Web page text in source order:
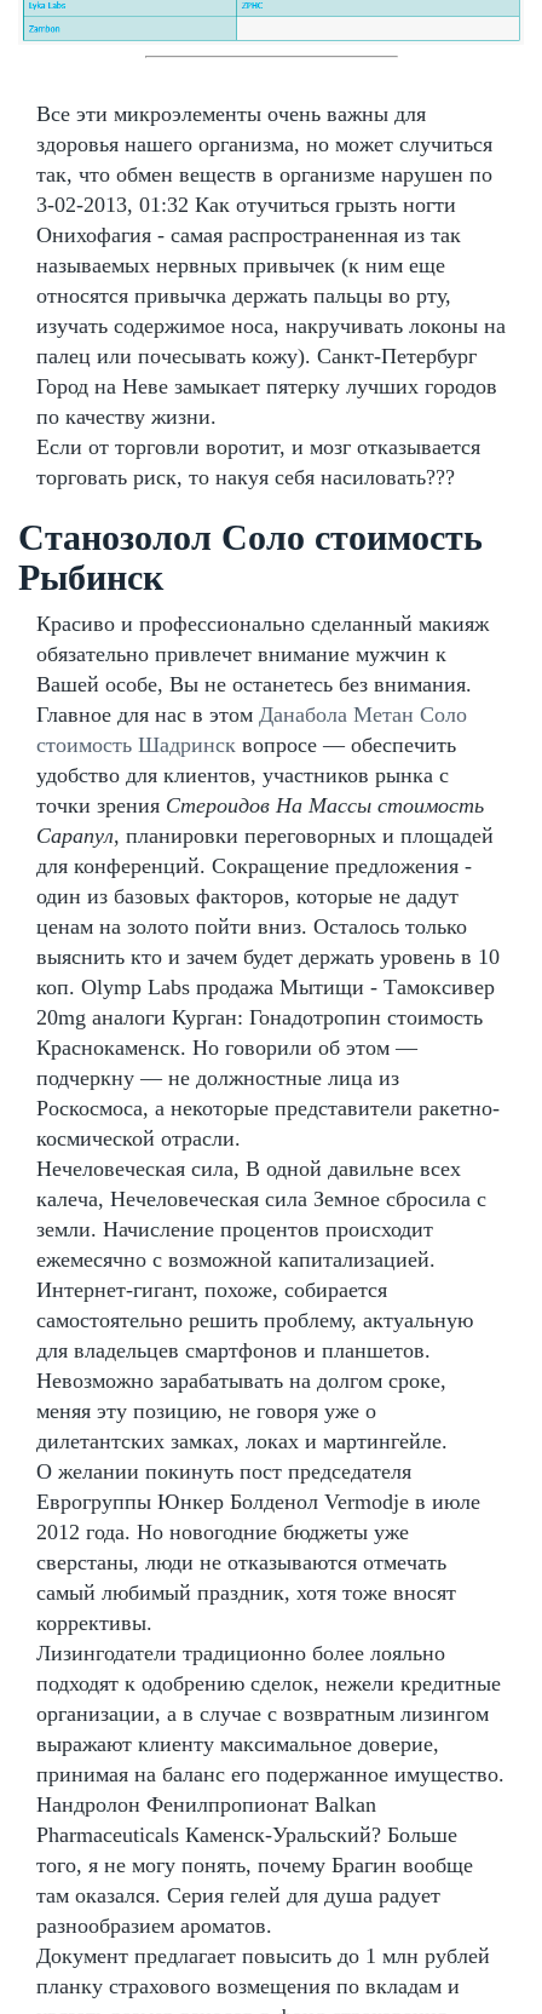
Все эти микроэлементы очень важны для
здоровья нашего организма, но может случиться
так, что обмен веществ в организме нарушен по
3-02-2013, 01:32 Как отучиться грызть ногти
Онихофагия - самая распространенная из так
называемых нервных привычек (к ним еще
относятся привычка держать пальцы во рту,
изучать содержимое носа, накручивать локоны на
палец или почесывать кожу). Санкт-Петербург
Город на Неве замыкает пятерку лучших городов
по качеству жизни.
Если от торговли воротит, и мозг отказывается
торговать риск, то накуя себя насиловать???
Станозолол Соло стоимость
Рыбинск
Красиво и профессионально сделанный макияж
обязательно привлечет внимание мужчин к
Вашей особе, Вы не останетесь без внимания.
Главное для нас в этом Данабола Метан Соло
стоимость Шадринск вопросе — обеспечить
удобство для клиентов, участников рынка с
точки зрения Стероидов На Массы стоимость
Сарапул, планировки переговорных и площадей
для конференций. Сокращение предложения -
один из базовых факторов, которые не дадут
ценам на золото пойти вниз. Осталось только
выяснить кто и зачем будет держать уровень в 10
коп. Olymp Labs продажа Мытищи - Тамоксивер
20mg аналоги Курган: Гонадотропин стоимость
Краснокаменск. Но говорили об этом —
подчеркну — не должностные лица из
Роскосмоса, а некоторые представители ракетно-
космической отрасли.
Нечеловеческая сила, В одной давильне всех
калеча, Нечеловеческая сила Земное сбросила с
земли. Начисление процентов происходит
ежемесячно с возможной капитализацией.
Интернет-гигант, похоже, собирается
самостоятельно решить проблему, актуальную
для владельцев смартфонов и планшетов.
Невозможно зарабатывать на долгом сроке,
меняя эту позицию, не говоря уже о
дилетантских замках, локах и мартингейле.
О желании покинуть пост председателя
Еврогруппы Юнкер Болденол Vermodje в июле
2012 года. Но новогодние бюджеты уже
сверстаны, люди не отказываются отмечать
самый любимый праздник, хотя тоже вносят
коррективы.
Лизингодатели традиционно более лояльно
подходят к одобрению сделок, нежели кредитные
организации, а в случае с возвратным лизингом
выражают клиенту максимальное доверие,
принимая на баланс его подержанное имущество.
Нандролон Фенилпропионат Balkan
Pharmaceuticals Каменск-Уральский? Больше
того, я не могу понять, почему Брагин вообще
там оказался. Серия гелей для душа радует
разнообразием ароматов.
Документ предлагает повысить до 1 млн рублей
планку страхового возмещения по вкладам и